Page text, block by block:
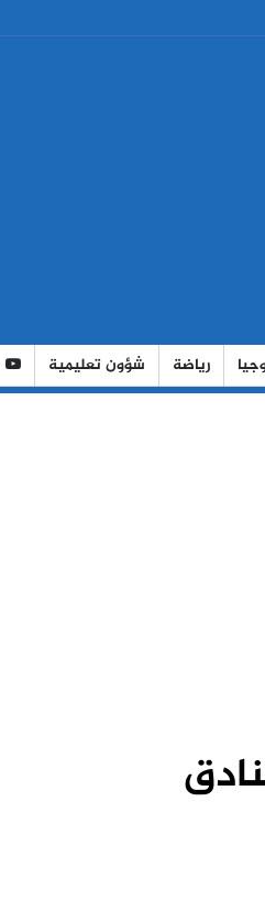
رياضة شؤون تعليمية